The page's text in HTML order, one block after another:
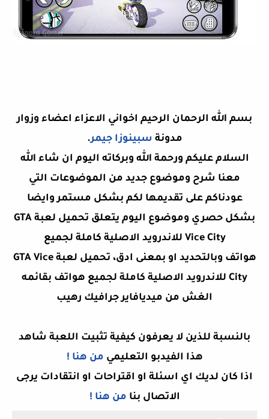
بسم الله الرحمان الرحيم اخواني الاعزاء اعضاء وزوار
مدونة سبينوزا جيمر.
السلام عليكم ورحمة الله وبركاته اليوم ان شاء الله
معنا شرح وموضوع جديد من الموضوعات التي
عودناكم على تقديمها لكم بشكل مستمر وايضا
بشكل حصري وموضوع اليوم يتعلق تحميل لعبة GTA
Vice City للاندرويد الاصلية كاملة لجميع
هواتف وبالتحديد او بمعنى ادق،
تحميل لعبة GTA Vice
City للاندرويد الاصلية كاملة لجميع هواتف بقائمه
الغش من ميديافاير جرافيك رهيب
بالنسبة للذين لا يعرفون كيفية تثبيت اللعبة شاهد
هذا الفيدبو التعليمي من هنا !
اذا كان لديك اي اسئلة او اقتراحات او انتقادات يرجى
الاتصال بنا من هنا !